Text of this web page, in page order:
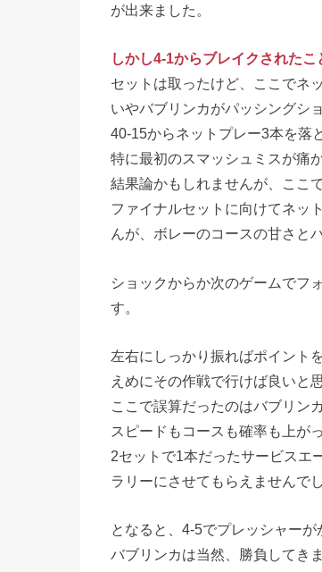
が出来ました。
しかし4-1からブレイクされた
セットは取ったけど、ここでネ
いやバブリンカがパッシングシ
40-15からネットプレー3本を落
特に最初のスマッシュミスが痛か
結果論かもしれませんが、ここ
ファイナルセットに向けてネッ
んが、ボレーのコースの甘さと
ショックからか次のゲームでフ
す。
左右にしっかり振ればポイント
えめにその作戦で行けば良いと
ここで誤算だったのはバブリン
スピードもコースも確率も上が
2セットで1本だったサービスエ
ラリーにさせてもらえませんでし
となると、4-5でプレッシャーが
バブリンカは当然、勝負してきま